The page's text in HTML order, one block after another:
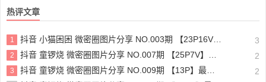
热评文章
1 抖音 小猫困困 微密圈图片分享 NO.003期 【23P16V】最新至：2025.1.23 3
2 抖音 童锣烧 微密圈图片分享 NO.007期 【25P7V】最新至：2023.10.24 2
3 抖音 童锣烧 微密圈图片分享 NO.009期 【13P】最新至：2023.12.28 2